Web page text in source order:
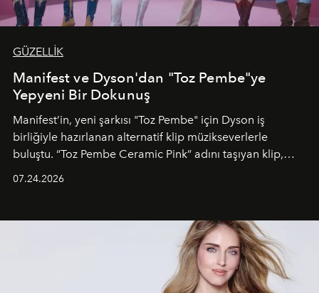
GÜZELLİK
Manifest ve Dyson'dan "Toz Pembe"ye
Yepyeni Bir Dokunuş
Manifest’in, yeni şarkısı "Toz Pembe" için Dyson iş
birliğiyle hazırlanan alternatif klip müzikseverlerle
buluştu. “Toz Pembe Ceramic Pink” adını taşıyan klip,
unsurlarından biri olarak öne çıkıyor.
07.24.2026